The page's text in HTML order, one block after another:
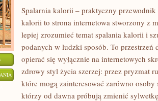
CZYTELNICZE
ARTYKUŁY
Spalarnia kalorii – praktyczny
kalorii to strona internetowa stworzony z
lepiej zrozumieć temat spalania kalorii i
podanych w ludzki sposób. To
opierać się wyłącznie na internetowych
zdrowy styl życia szerzej: przez pryzmat
które mogą zainteresować zarówno
którzy od dawna próbują zmienić